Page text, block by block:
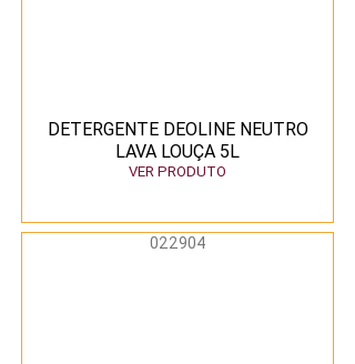
DETERGENTE DEOLINE NEUTRO
LAVA LOUÇA 5L
VER PRODUTO
022904